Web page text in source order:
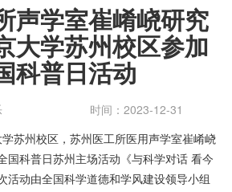
声学室崔崤峣研究
大学苏州校区参加
科普日活动
时间：2023-12-31
学苏州校区，苏州医工所医用声学室崔崤峣
国科普日苏州主场活动《与科学对话 看今
活动由全国科学道德和学风建设领导小组